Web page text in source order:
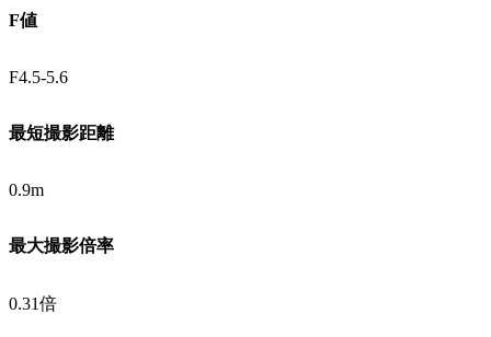
F値
F4.5-5.6
最短撮影距離
0.9m
最大撮影倍率
0.31倍